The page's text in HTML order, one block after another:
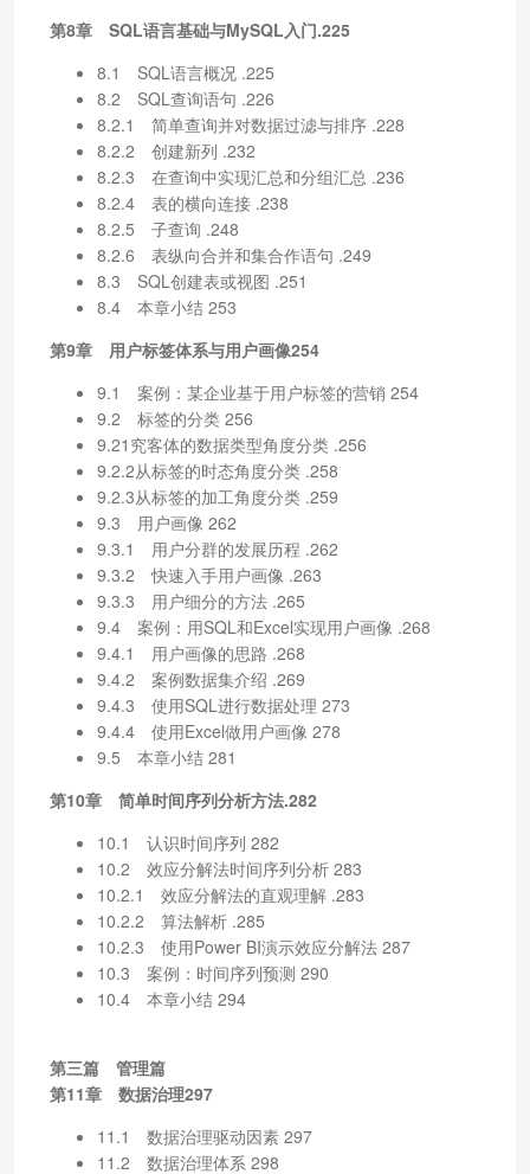
第8章 SQL语言基础与MySQL入门.225
8.1 SQL语言概况 .225
8.2 SQL查询语句 .226
8.2.1 简单查询并对数据过滤与排序 .228
8.2.2 创建新列 .232
8.2.3 在查询中实现汇总和分组汇总 .236
8.2.4 表的横向连接 .238
8.2.5 子查询 .248
8.2.6 表纵向合并和集合作语句 .249
8.3 SQL创建表或视图 .251
8.4 本章小结 253
第9章 用户标签体系与用户画像254
9.1 案例：某企业基于用户标签的营销 254
9.2 标签的分类 256
9.21究客体的数据类型角度分类 .256
9.2.2从标签的时态角度分类 .258
9.2.3从标签的加工角度分类 .259
9.3 用户画像 262
9.3.1 用户分群的发展历程 .262
9.3.2 快速入手用户画像 .263
9.3.3 用户细分的方法 .265
9.4 案例：用SQL和Excel实现用户画像 .268
9.4.1 用户画像的思路 .268
9.4.2 案例数据集介绍 .269
9.4.3 使用SQL进行数据处理 273
9.4.4 使用Excel做用户画像 278
9.5 本章小结 281
第10章 简单时间序列分析方法.282
10.1 认识时间序列 282
10.2 效应分解法时间序列分析 283
10.2.1 效应分解法的直观理解 .283
10.2.2 算法解析 .285
10.2.3 使用Power BI演示效应分解法 287
10.3 案例：时间序列预测 290
10.4 本章小结 294
第三篇 管理篇
第11章 数据治理297
11.1 数据治理驱动因素 297
11.2 数据治理体系 298